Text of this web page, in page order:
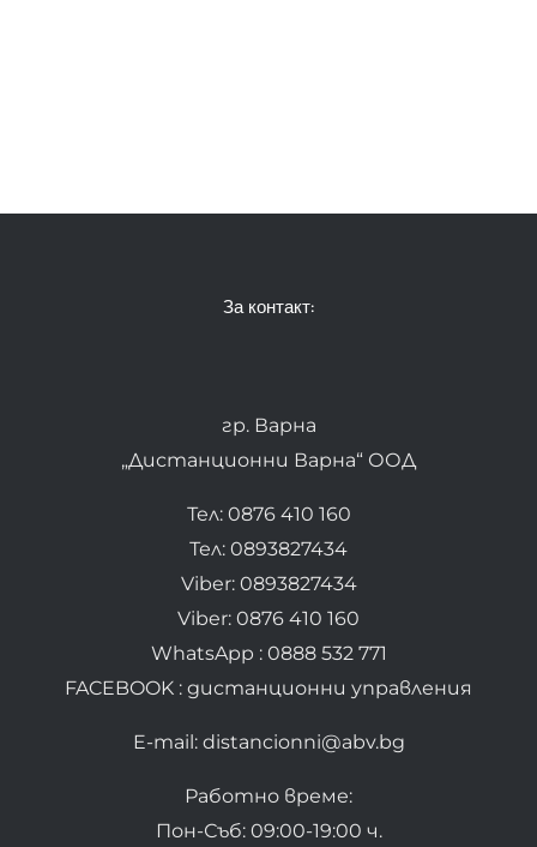
За контакт:
гр. Варна
„Дистанционни Варна“ ООД
Тел: 0876 410 160
Тел: 0893827434
Viber: 0893827434
Viber: 0876 410 160
WhatsApp : 0888 532 771
FACEBOOK : дистанционни управления
E-mail: distancionni@abv.bg
Работно време:
Пон-Съб: 09:00-19:00 ч.